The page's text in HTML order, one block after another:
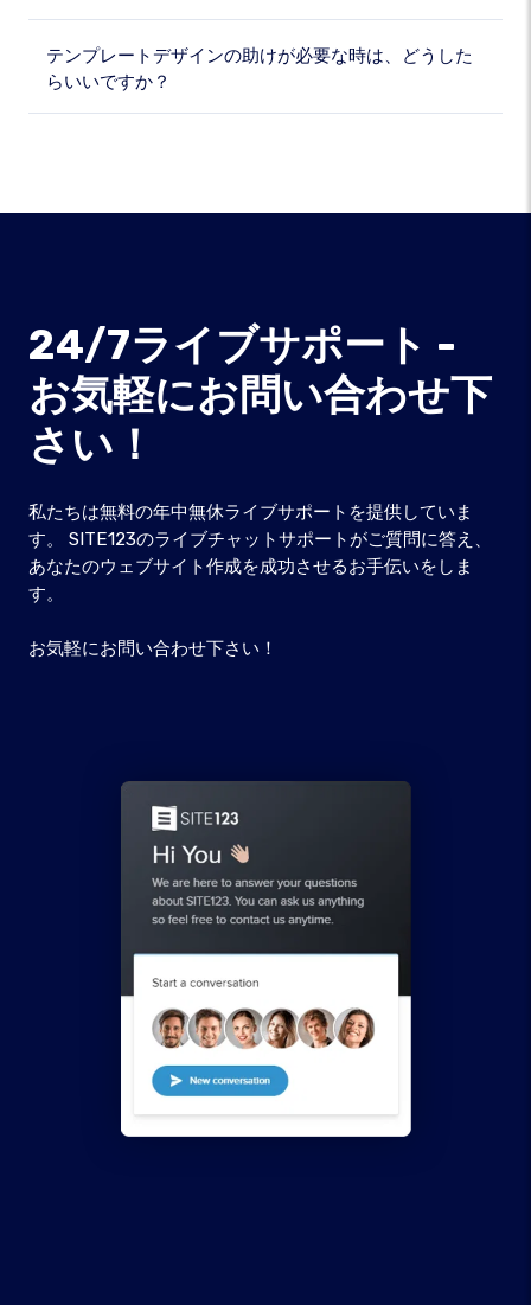
テンプレートデザインの助けが必要な時は、どうした
らいいですか？
24/7ライブサポート -
お気軽にお問い合わせ下
さい！
私たちは無料の年中無休ライブサポートを提供していま
す。 SITE123のライブチャットサポートがご質問に答え、
あなたのウェブサイト作成を成功させるお手伝いをしま
す。
お気軽にお問い合わせ下さい！